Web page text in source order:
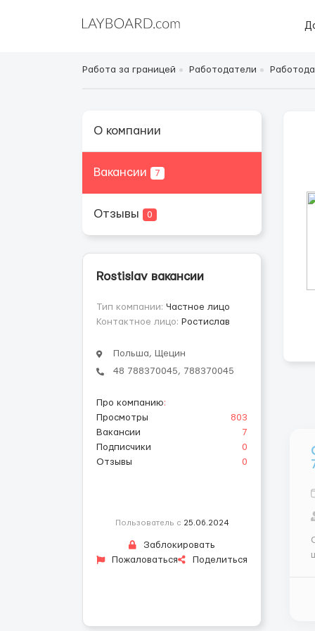
Работа за границей Работодатели
О компании
Вакансии 7
Отзывы 0
Rostislav вакансии
Тип компании: Частное лицо
Контактное лицо: Ростислав
Польша, Щецин
48 788370045, 788370045
Про компанию:
Просмотры
803
Вакансии
7
Подписчики
0
Отзывы
0
Пользователь с 25.06.2024
Заблокировать
Пожаловаться
Поделиться